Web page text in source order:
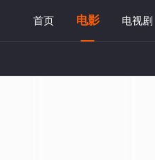
首页 电影 电视剧